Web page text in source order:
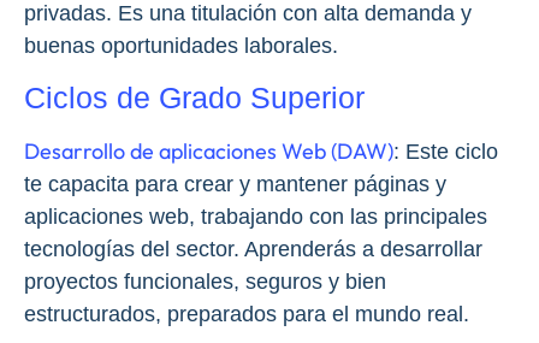
privadas. Es una titulación con alta demanda y
buenas oportunidades laborales.
Ciclos de Grado Superior
Desarrollo de aplicaciones Web (DAW): Este ciclo
te capacita para crear y mantener páginas y
aplicaciones web, trabajando con las principales
tecnologías del sector. Aprenderás a desarrollar
proyectos funcionales, seguros y bien
estructurados, preparados para el mundo real.